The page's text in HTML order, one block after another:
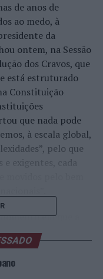
de anos de
ao medo, à
da
ontem, na Sessão
dos Cravos, que
está estruturado
Constituição
que nada pode
à escala global,
pelo que
exigentes, cada
em que a
que “no que
sobre quem
russa tente
alguns políticos